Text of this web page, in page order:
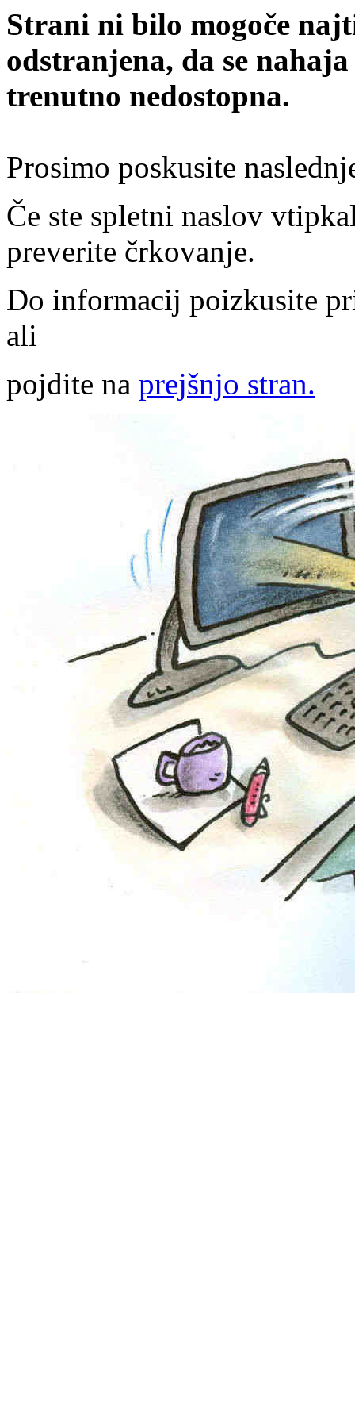
Strani ni bilo mogoče
odstranjena, da se
trenutno nedostopna.
Prosimo poskusite
Če ste spletni naslov
preverite črkovanje.
Do informacij poizkusite
ali
pojdite na prejšnjo stran.